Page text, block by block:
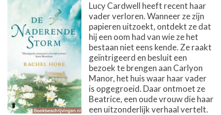
Lucy Cardwell heeft recent haar
vader verloren. Wanneer ze zijn
papieren uitzoekt, ontdekt ze dat
hij een oom had van wie ze het
bestaan niet eens kende. Ze raakt
geïntrigeerd en besluit een
bezoek te brengen aan Carlyon
Manor, het huis waar haar vader
is opgegroeid. Daar ontmoet ze
Beatrice, een oude vrouw die haar
een uitzonderlijk verhaal vertelt.